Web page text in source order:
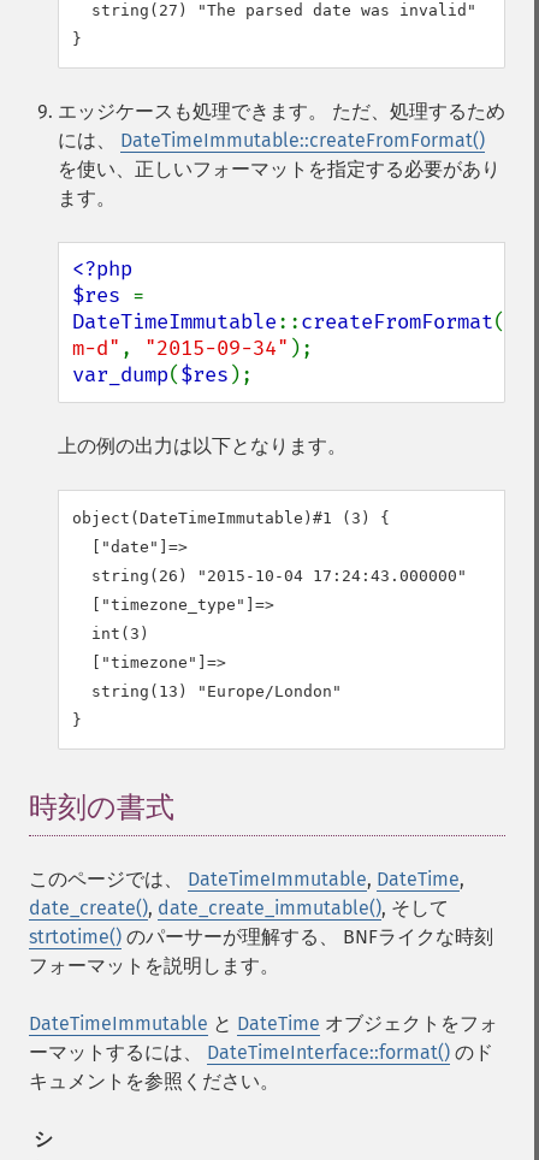
  string(27) "The parsed date was invalid"
エッジケースも処理できます。 ただ、処理するため
には、 DateTimeImmutable::createFromFormat()
を使い、正しいフォーマットを指定する必要があり
ます。
<?php
$res
DateTimeImmutable::createFromFormat(
m-d" , "2015-09-34"
var_dump($res );
上の例の出力は以下となります。
object(DateTimeImmutable)#1 (3) {
  ["date"]=>
  string(26) "2015-10-04 17:24:43.000000"
  ["timezone_type"]=>
  int(3)
  ["timezone"]=>
  string(13) "Europe/London"
時刻の書式
このページでは、 DateTimeImmutable, DateTime,
date_create(), date_create_immutable(), そして
strtotime() のパーサーが理解する、 BNFライクな時刻
フォーマットを説明します。
DateTimeImmutable と DateTime オブジェクトをフォ
ーマットするには、 DateTimeInterface::format() のド
キュメントを参照ください。
シ